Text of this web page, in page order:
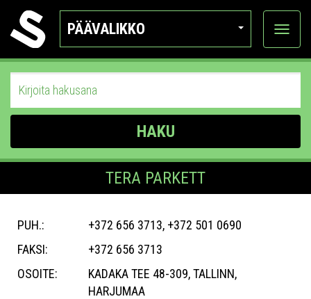
PÄÄVALIKKO
Näytä
HAKU
TERA PARKETT
PUH.:
+372 656 3713, +372 501 0690
FAKSI:
+372 656 3713
OSOITE:
KADAKA TEE 48-309, TALLINN,
HARJUMAA